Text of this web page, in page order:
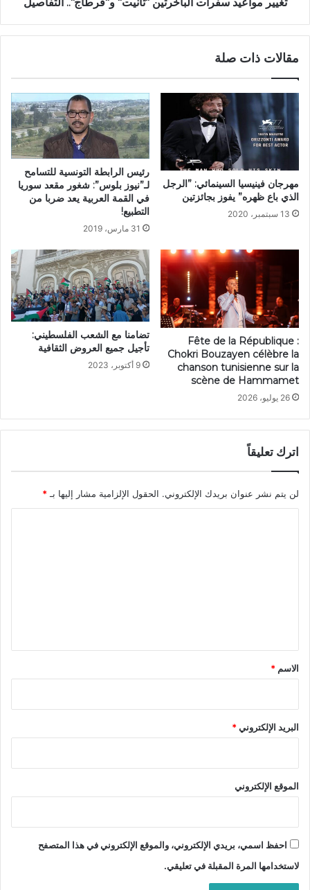
مقالات ذات صلة
مهرجان فينيسيا السينمائي: ”الرجل
الذي باع ظهره” يفوز بجائزتين
13 سبتمبر، 2020
رئيس الرابطة التونسية للتسامح
لـ”نيوز بلوس”: شغور مقعد سوريا
في القمة العربية يعد ضربا من
التطبيع!
31 مارس، 2019
Fête de la République :
Chokri Bouzayen célèbre la
chanson tunisienne sur la
scène de Hammamet
26 يوليو، 2026
تضامنا مع الشعب الفلسطيني:
تأجيل جميع العروض الثقافية
9 أكتوبر، 2023
اترك تعليقاً
لن يتم نشر عنوان بريدك الإلكتروني. الحقول الإلزامية مشار إليها بـ*
*
الاسم *
البريد الإلكتروني*
الموقع الإلكتروني
احفظ اسمي، بريدي الإلكتروني، والموقع الإلكتروني في هذا المتصفح
لاستخدامها المرة المقبلة في تعليقي.